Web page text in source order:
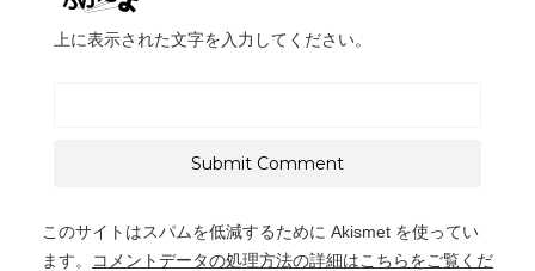
上に表示された文字を入力してください。
このサイトはスパムを低減するために Akismet を使ってい
ます。
コメントデータの処理方法の詳細はこちらをご覧くだ